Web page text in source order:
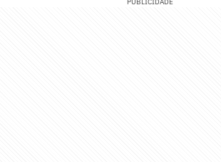
PUBLICIDADE